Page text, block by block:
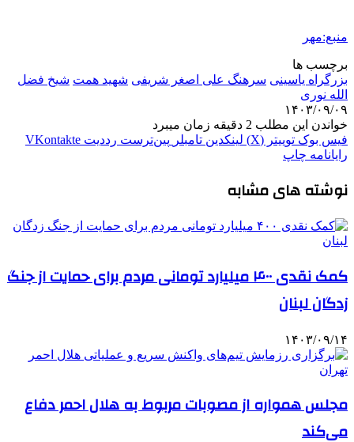
منبع:مهر
برچسب ها
بزرگراه یاسینی سرهنگ علی اصغر شریفی شهید همت شیخ فضل
الله نوری
۱۴۰۳/۰۹/۰۹
خواندن این مطلب 2 دقیقه زمان میبرد
فیس بوک توییتر (X) لینکدین ‫تامبلر ‫پین‌ترست ‫رددیت ‫VKontakte
رایانامه چاپ
نوشته های مشابه
کمک نقدی ۴۰۰ میلیارد تومانی مردم‌ برای حمایت از جنگ
زدگان لبنان
۱۴۰۳/۰۹/۱۴
مجلس همواره از مصوبات مربوط به هلال احمر دفاع
می‌کند